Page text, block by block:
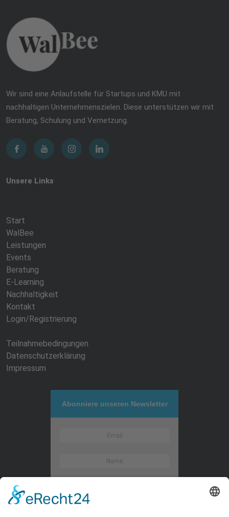
Wir sind eine Anlaufstelle für Startups und KMU mit
nachhaltigen Unternehmenszielen. Diese unterstützen wir mit
Beratung, Schulung und Vernetzung.
Unsere Links
Start
WalBee
Leistungen
Events
Beratung
E-Learning
Nachhaltigkeit
Kontakt
Login/Registrierung
Teilnahmebedingungen
Datenschutzerklärung
Impressum
Abonniere unseren Newsletter